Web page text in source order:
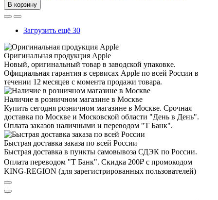
В корзину
Загрузить ещё 30
Оригинальная продукция Apple
Новый, оригинальный товар в заводской упаковке.
Официальная гарантия в сервисах Apple по всей России в
течении 12 месяцев с момента продажи товара.
Наличие в розничном магазине в Москве
Купить сегодня розничном магазине в Москве. Срочная
доставка по Москве и Московской области "День в День".
Оплата заказов наличными и переводом "Т Банк".
Быстрая доставка заказа по всей России
Быстрая доставка в пункты самовывоза СДЭК по России.
Оплата переводом "Т Банк". Скидка 200₽ с промокодом
KING-REGION (для зарегистрированных пользователей)